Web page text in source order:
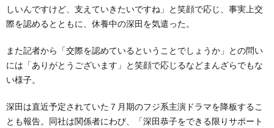
しいんですけど、支えていきたいですね」と笑顔で応じ、事実上交
際を認めるとともに、休養中の深田を気遣った。
また記者から「交際を認めているということでしょうか」との問い
には「ありがとうございます」と笑顔で応じるなどまんざらでもな
い様子。
深田は直近予定されていた７月期のフジ系主演ドラマを降板するこ
とも報告。同社は関係者にわび、「深田恭子をできる限りサポート